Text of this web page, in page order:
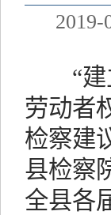
2019-
“建立
劳动者
检察建
县检察
全县各